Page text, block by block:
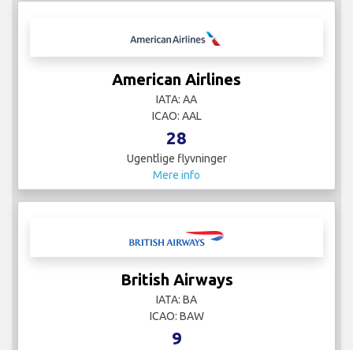
American Airlines
IATA: AA
ICAO: AAL
28
Ugentlige flyvninger
Mere info
British Airways
IATA: BA
ICAO: BAW
9